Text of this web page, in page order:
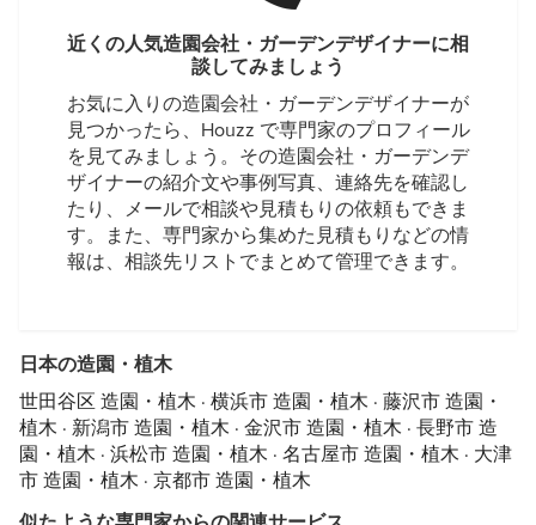
近くの人気造園会社・ガーデンデザイナーに相
談してみましょう
お気に入りの造園会社・ガーデンデザイナーが
見つかったら、Houzz で専門家のプロフィール
を見てみましょう。その造園会社・ガーデンデ
ザイナーの紹介文や事例写真、連絡先を確認し
たり、メールで相談や見積もりの依頼もできま
す。また、専門家から集めた見積もりなどの情
報は、相談先リストでまとめて管理できます。
日本の造園・植木
世田谷区 造園・植木 · 横浜市 造園・植木 · 藤沢市 造園・
植木 · 新潟市 造園・植木 · 金沢市 造園・植木 · 長野市 造
園・植木 · 浜松市 造園・植木 · 名古屋市 造園・植木 · 大津
市 造園・植木 · 京都市 造園・植木